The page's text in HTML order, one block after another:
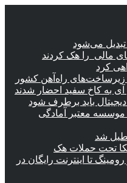
می‌شود
مالی را هک کردند
کرد
راه‌آهن کشور
آی به کاخ سفید احضار شدند
باید برطرف شود
موسسه معتبر آمادگی
شد
تحت حملات هک
تا اینترنت رایگان در